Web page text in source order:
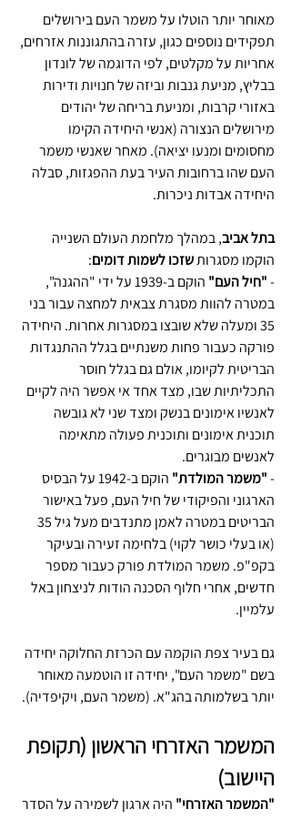
מאוחר יותר הוטלו על משמר העם בירושלים
תפקידים נוספים כגון, עזרה בהתגוננות אזרחים,
אחריות על מקלטים, לפי הדוגמה של לונדון
בבליץ, מניעת גנבות וביזה של חנויות ודירות
באזורי קרבות, ומניעת בריחה של יהודים
מירושלים הנצורה (אנשי היחידה הקימו
מחסומים ומנעו יציאה). מאחר שאנשי משמר
העם שהו ברחובות העיר בעת ההפגזות, סבלה
היחידה אבדות ניכרות.
בתל אביב, במהלך מלחמת העולם השנייה
הוקמו מסגרות שזכו לשמות דומים:
- "חיל העם"
הוקם ב-1939 על ידי "ההגנה",
במטרה להוות מסגרת צבאית למחצה עבור בני
35 ומעלה שלא שובצו במסגרות אחרות. היחידה
פורקה כעבור פחות משנתיים בגלל ההתנגדות
הבריטית לקיומו, אולם גם בגלל חוסר
התכליתיות שבו, מצד אחד אי אפשר היה לקיים
לאנשיו אימונים בנשק ומצד שני לא גובשה
תוכנית אימונים ותוכנית פעולה מתאימה
לאנשים מבוגרים.
- "משמר המולדת"
הוקם ב-1942 על הבסיס
הארגוני והפיקודי של חיל העם, פעל באישור
(או בעלי כושר לקוי) בלחימה זעירה ובעיקר
בקפ"פ. משמר המולדת פורק כעבור מספר
חדשים, אחרי חלוף הסכנה הודות לניצחון באל
עלמיין.
גם בעיר צפת הוקמה עם הכרזת החלוקה יחידה
בשם "משמר העם", יחידה זו הוטמעה מאוחר
יותר בשלמותה בהג"א. (משמר העם, ויקיפדיה).
המשמר האזרחי הראשון (תקופת
היישוב)
"המשמר האזרחי" היה ארגון לשמירה על הסדר